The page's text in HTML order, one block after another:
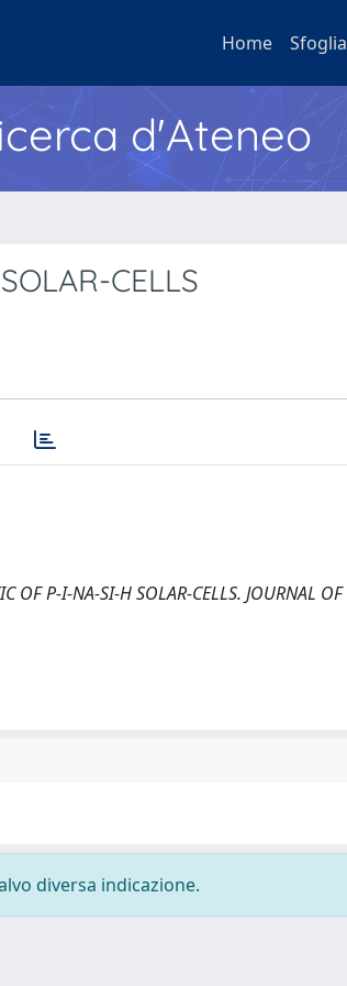
Home Sfoglia
d'Ateneo
CELLS
P-I-NA-SI-H SOLAR-CELLS. JOURNAL OF
diversa indicazione.